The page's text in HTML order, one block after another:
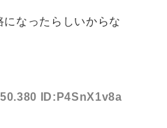
なったらしいからな
ID:P4SnX1v8a